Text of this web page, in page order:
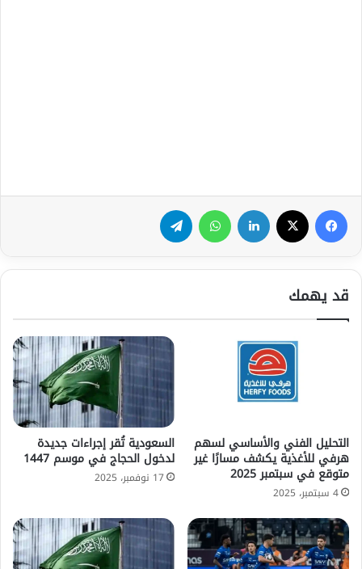
فيسبوك لينكدإن واتساب
قد يهمك
التحليل الفني والأساسي لسهم
هرفي للأغذية يكشف مسارًا غير
متوقع في سبتمبر 2025
4 سبتمبر، 2025
السعودية تُقر إجراءات جديدة
لدخول الحجاج في موسم 1447
17 نوفمبر، 2025